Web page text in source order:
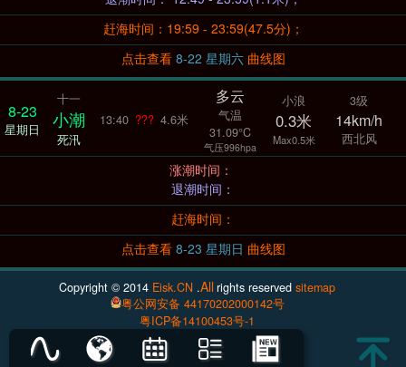
赶海时间：19:59 - 23:59(47.5分)；
点击查看
8-22 星期六 曲线图
8-23
星期日
十一
小潮
死汛
13:40 ??? 4.6米
多云
气温
31.09°C
气压996hpa
小浪
0.3米
Max0.5米
3级
14km/h
西北风
涨潮时间：
退潮时间：
赶海时间：
点击查看
8-23 星期日 曲线图
Copyright © 2014 Eisk.CN .Allrights reservedsitemap
粤公网安备 44170202000142号
粤ICP备14100453号-1